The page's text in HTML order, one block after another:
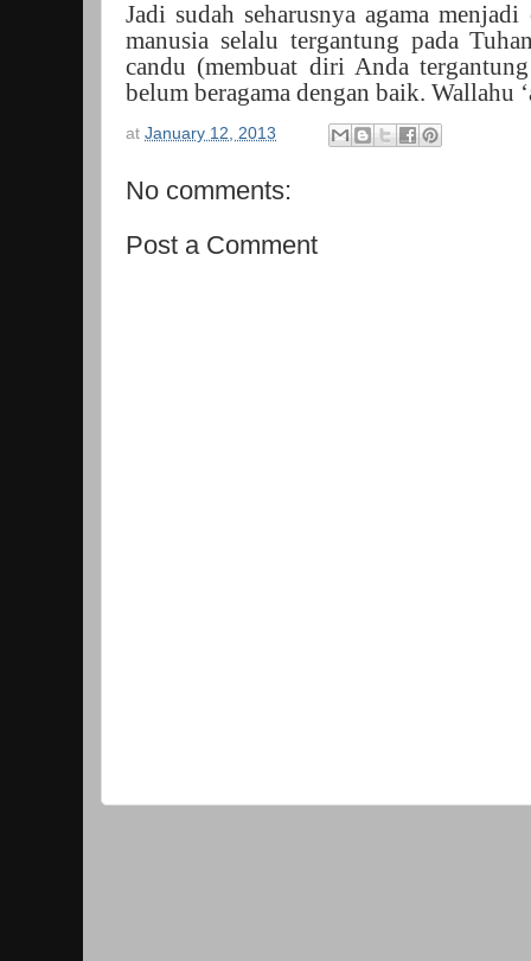
Jadi sudah seharusnya agama
manusia selalu tergantung pada
candu (membuat diri Anda
belum beragama dengan baik. Wallahu
at January 12, 2013
No comments:
Post a Comment